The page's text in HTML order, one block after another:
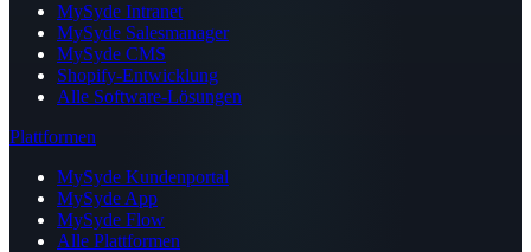
MySyde Intranet
MySyde Salesmanager
MySyde CMS
Shopify-Entwicklung
Alle Software-Lösungen
Plattformen
MySyde Kundenportal
MySyde App
MySyde Flow
Alle Plattformen